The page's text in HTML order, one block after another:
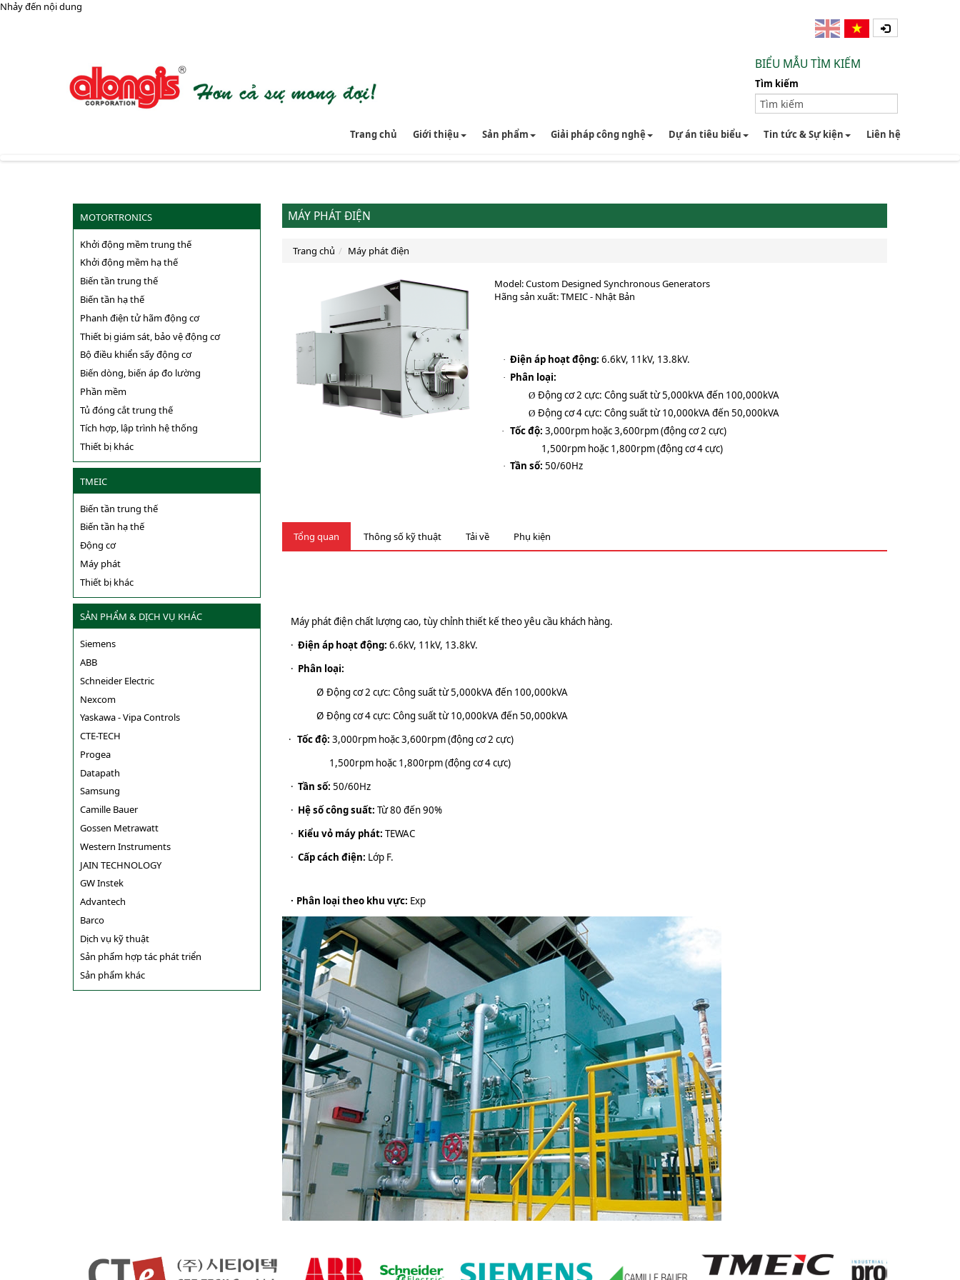
Nhảy đến nội dung
BIỂU MẪU TÌM KIẾM
Tìm kiếm
Trang chủ Giới thiệu Sản phẩm Giải pháp công nghệ Dự án tiêu biểu Tin tức & Sự kiện Liên hệ
MOTORTRONICS
Khởi động mềm trung thế
Khởi động mềm hạ thế
Biến tần trung thế
Biến tần hạ thế
Phanh điện tử hãm động cơ
Thiết bị giám sát, bảo vệ động cơ
Bộ điều khiển sấy động cơ
Biến dòng, biến áp đo lường
Phần mềm
Tủ đóng cắt trung thế
Tích hợp, lập trình hệ thống
Thiết bị khác
TMEIC
Biến tần trung thế
Biến tần hạ thế
Động cơ
Máy phát
Thiết bị khác
SẢN PHẨM & DỊCH VỤ KHÁC
Siemens
ABB
Schneider Electric
Nexcom
Yaskawa - Vipa Controls
CTE-TECH
Progea
Datapath
Samsung
Camille Bauer
Gossen Metrawatt
Western Instruments
JAIN TECHNOLOGY
GW Instek
Advantech
Barco
Dịch vụ kỹ thuật
Sản phẩm hợp tác phát triển
Sản phẩm khác
MÁY PHÁT ĐIỆN
Trang chủ Máy phát điện
Model: Custom Designed Synchronous Generators
Hãng sản xuất: TMEIC - Nhật Bản
· Điện áp hoạt động: 6.6kV, 11kV, 13.8kV.
· Phân loại:
Ø Động cơ 2 cực: Công suất từ 5,000kVA đến 100,000kVA
Ø Động cơ 4 cực: Công suất từ 10,000kVA đến 50,000kVA
· Tốc độ: 3,000rpm hoặc 3,600rpm (động cơ 2 cực)
1,500rpm hoặc 1,800rpm (động cơ 4 cực)
· Tần số: 50/60Hz
Tổng quan Thông số kỹ thuật Tải về Phụ kiện
Máy phát điện chất lượng cao, tùy chỉnh thiết kế theo yêu cầu khách hàng.
· Điện áp hoạt động: 6.6kV, 11kV, 13.8kV.
· Phân loại:
Ø Động cơ 2 cực: Công suất từ 5,000kVA đến 100,000kVA
Ø Động cơ 4 cực: Công suất từ 10,000kVA đến 50,000kVA
· Tốc độ: 3,000rpm hoặc 3,600rpm (động cơ 2 cực)
1,500rpm hoặc 1,800rpm (động cơ 4 cực)
· Tần số: 50/60Hz
· Hệ số công suất: Từ 80 đến 90%
· Kiểu vỏ máy phát: TEWAC
· Cấp cách điện: Lớp F.
· Phân loại theo khu vực: Exp